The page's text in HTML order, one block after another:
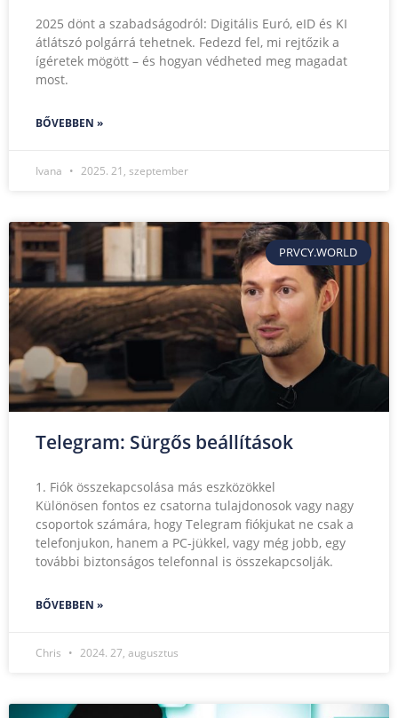
2025 dönt a szabadságodról: Digitális Euró, eID és KI
átlátszó polgárrá tehetnek. Fedezd fel, mi rejtőzik a
ígéretek mögött – és hogyan védheted meg magadat
most.
BŐVEBBEN »
Ivana 2025. 21, szeptember
PRVCY.WORLD
Telegram: Sürgős beállítások
1. Fiók összekapcsolása más eszközökkel
Különösen fontos ez csatorna tulajdonosok vagy nagy
csoportok számára, hogy Telegram fiókjukat ne csak a
telefonjukon, hanem a PC-jükkel, vagy még jobb, egy
további biztonságos telefonnal is összekapcsolják.
BŐVEBBEN »
Chris 2024. 27, augusztus